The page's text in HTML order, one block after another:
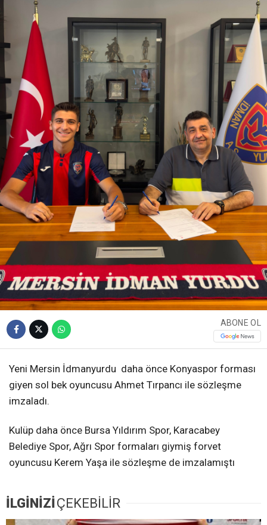
ABONE OL
Yeni Mersin İdmanyurdu daha önce Konyaspor forması
giyen sol bek oyuncusu Ahmet Tırpancı ile sözleşme
imzaladı.
Kulüp daha önce Bursa Yıldırım Spor, Karacabey
Belediye Spor, Ağrı Spor formaları giymiş forvet
oyuncusu Kerem Yaşa ile sözleşme de imzalamıştı
İLGİNİZİÇEKEBİLİR